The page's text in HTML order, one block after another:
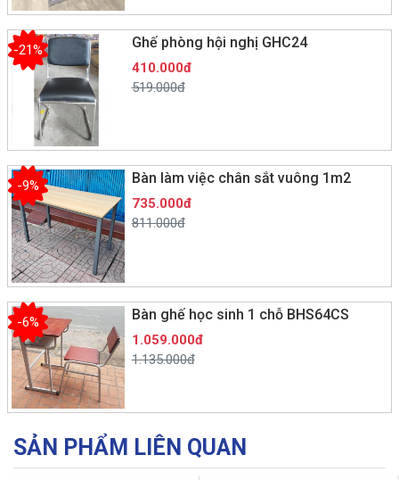
Ghế phòng hội nghị GHC24
-21%
410.000đ
519.000đ
Bàn làm việc chân sắt vuông 1m2
-9%
735.000đ
811.000đ
Bàn ghế học sinh 1 chỗ BHS64CS
-6%
1.059.000đ
1.135.000đ
SẢN PHẨM LIÊN QUAN